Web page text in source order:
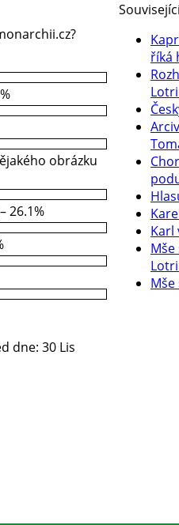
obrázku
26.1%
dne: 30 Lis
říká
Karl
Mše